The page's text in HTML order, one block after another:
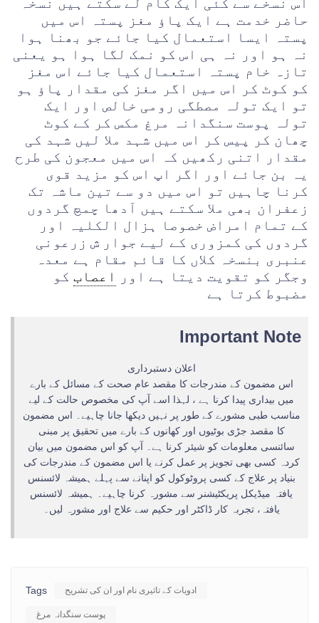
حاضر خدمت ہے ایک پاؤ مغز پستہ اس میں
پستہ ایسا استعمال کیا جائے جو بھنا ہوا
نہ ہو اور نہ ہی اس کو نمک لگا ہوا ہو یعنی
تازہ خام پستہ استعمال کیا جائے اس مغز
کو کوٹ کر اس میں اگر مغز کی مقدار پاؤ ہو
تو ایک تولہ مصطگی رومی خالص اور ایک
تولہ پوست سنگدانہ مرغ مکس کر کے کوٹ
چھان کر پیس کر اس میں شہد ملا لیں شہد کی
مقدار اتنی رکھیں کہ اس میں معجون کی طرح
یہ بن جائے اور اگر اپ اس کو مزید قوی
کرنا چاہیں تو اس میں دو سے تین ماشہ تک
زعفران بھی ملا سکتے ہیں آدھا چمچ گردوں
کے تمام امراض خصوصا ہزال الکلیہ اور
گردوں کی کمزوری کے لیے جوار ش زرعونی
عنبری بنسخہ کلاں کا قائم مقام ہے معدہ
وجگر کو تقویت دیتا ہے اور
اعصاب کو
مضبوط کرتا ہے
Important Note
اعلان دستبرداری
اس مضمون کے مندرجات کا مقصد عام صحت کے مسائل کے بارے
میں بیداری پیدا کرنا ہے ، لہذا اسے آپ کی مخصوص حالت کے لیے
مناسب طبی مشورے کے طور پر نہیں دیکھا جانا چاہیے۔ اس مضمون
کا مقصد جڑی بوٹیوں اور کھانوں کے بارے میں تحقیق پر مبنی
سائنسی معلومات کو شیئر کرنا ہے۔ آپ کو اس مضمون میں بیان
کردہ کسی بھی تجویز پر عمل کرنے یا اس مضمون کے مندرجات کی
بنیاد پر علاج کے کسی پروٹوکول کو اپنانے سے پہلے ہمیشہ لائسنس
یافتہ میڈیکل پریکٹیشنر سے مشورہ کرنا چاہیے۔ ہمیشہ لائسنس
یافتہ، تجربہ کار ڈاکٹر اور حکیم سے علاج اور مشورہ لیں۔
Tags ادویات کے تاثیری نام اور ان کی تشریح
پوست سنگدانہ مرغ